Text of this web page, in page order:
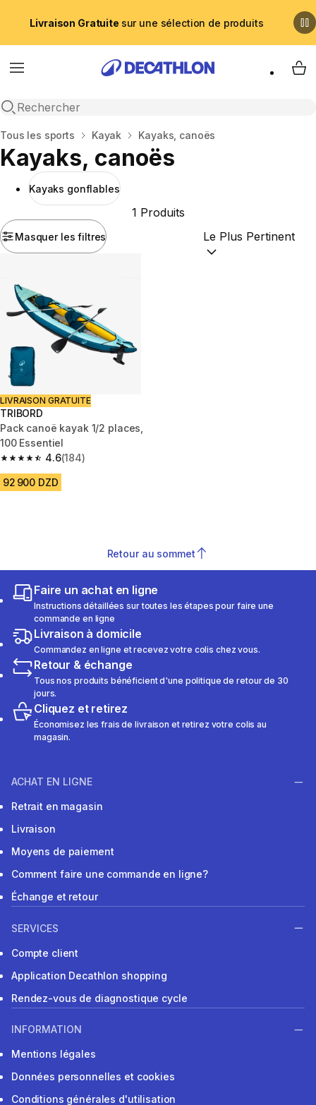
Livraison Gratuite sur une sélection de produits
Menu
Recherche ouverte
My
Accueil
Tous les sports Kayak Kayaks, canoës
Kayaks, canoës
Kayaks gonflables
Masquer les filtres
1 Produits
Trier par :(optional)
LIVRAISON GRATUITE
TRIBORD
Pack canoë kayak 1/2 places,
100 Essentiel
4.6
4.6 out of 5 stars from 184 reviews
(184)
92 900 DZD
Retour au sommet
Faire un achat en ligne
Instructions détaillées sur toutes les étapes pour faire une
commande en ligne
Livraison à domicile
Commandez en ligne et recevez votre colis chez vous.
Retour & échange
Tous nos produits bénéficient d'une politique de retour de 30
jours.
Cliquez et retirez
Économisez les frais de livraison et retirez votre colis au
magasin.
ACHAT EN LIGNE
Retrait en magasin
Livraison
Moyens de paiement
Comment faire une commande en ligne?
Échange et retour
SERVICES
Compte client
Application Decathlon shopping
Rendez-vous de diagnostique cycle
INFORMATION
Mentions légales
Données personnelles et cookies
Conditions générales d'utilisation